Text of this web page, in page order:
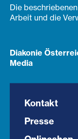
Die
Arbeit und die
Diakonie
Media
Kontakt
Presse